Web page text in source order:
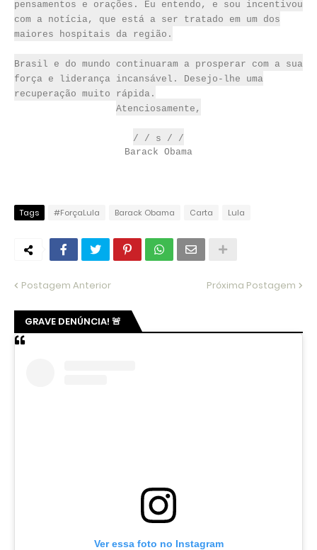
pensamentos e
orações. Eu entendo , e sou
incentivou
com a notícia,
que está a ser tratado
em um dos
maiores hospitais
da região.
Brasil e do mundo continuaram a prosperar com
a sua
força e
liderança incansável. Desejo-lhe
uma
recuperação muito
rápida.
Atenciosamente,
/ / s /
/
Barack Obama
Tags #ForçaLula Barack Obama Carta Lula
Postagem Anterior Próxima Postagem
GRAVE DENÚNCIA! 🚨
Ver essa foto no Instagram